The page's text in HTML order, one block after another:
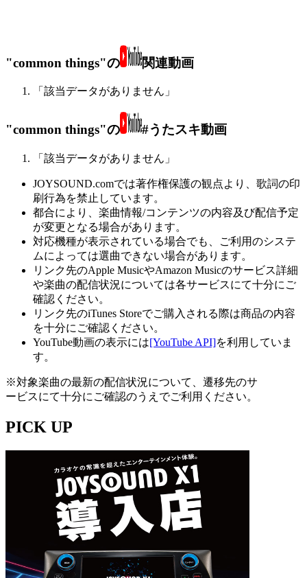
"common things"の 関連動画
「該当データがありません」
"common things"の #うたスキ動画
「該当データがありません」
JOYSOUND.comでは著作権保護の観点より、歌詞の印
刷行為を禁止しています。
都合により、楽曲情報/コンテンツの内容及び配信予定
が変更となる場合があります。
対応機種が表示されている場合でも、ご利用のシステ
ムによっては選曲できない場合があります。
リンク先のApple MusicやAmazon Musicのサービス詳細
や楽曲の配信状況については各サービスにて十分にご
確認ください。
リンク先のiTunes Storeでご購入される際は商品の内容
を十分にご確認ください。
YouTube動画の表示には[YouTube API]を利用していま
す。
※対象楽曲の最新の配信状況について、遷移先のサ
ービスにて十分にご確認のうえでご利用ください。
PICK UP